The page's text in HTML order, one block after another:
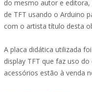
do mesmo autor e
de TFT usando o Arduino
com o artista título desta
A placa didática utilizada
display TFT que faz uso
acessórios estão à venda